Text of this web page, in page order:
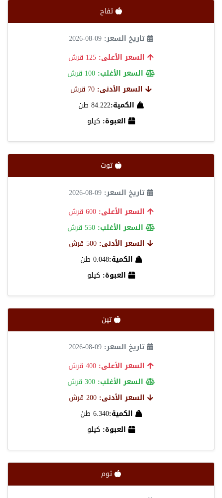
تفاح
تاريخ السعر: 09-08-2026
السعر الأعلى:
السعر الأغلب:
السعر الأدنى:
الكمية:84.222 طن
العبوة: كيلو
توت
تاريخ السعر: 09-08-2026
السعر الأعلى:
السعر الأغلب:
السعر الأدنى: 500 قرش
الكمية:0.048 طن
العبوة: كيلو
تين
تاريخ السعر: 09-08-2026
السعر الأعلى:
السعر الأغلب:
السعر الأدنى: 200 قرش
الكمية:6.340 طن
العبوة: كيلو
ثوم